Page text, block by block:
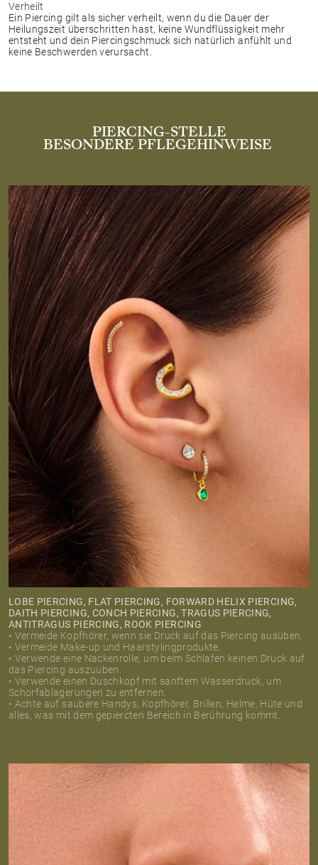
Verheilt
Ein Piercing gilt als sicher verheilt, wenn du die Dauer der
Heilungszeit überschritten hast, keine Wundflüssigkeit mehr
entsteht und dein Piercingschmuck sich natürlich anfühlt und
keine Beschwerden verursacht.
PIERCING-STELLE
BESONDERE PFLEGEHINWEISE
LOBE PIERCING, FLAT PIERCING, FORWARD HELIX PIERCING,
DAITH PIERCING, CONCH PIERCING, TRAGUS PIERCING,
ANTITRAGUS PIERCING, ROOK PIERCING
• Vermeide Kopfhörer, wenn sie Druck auf das Piercing ausüben.
• Vermeide Make-up und Haarstylingprodukte.
• Verwende eine Nackenrolle, um beim Schlafen keinen Druck auf
das Piercing auszuüben.
• Verwende einen Duschkopf mit sanftem Wasserdruck, um
Schorfablagerungen zu entfernen.
• Achte auf saubere Handys, Kopfhörer, Brillen, Helme, Hüte und
alles, was mit dem gepiercten Bereich in Berührung kommt.